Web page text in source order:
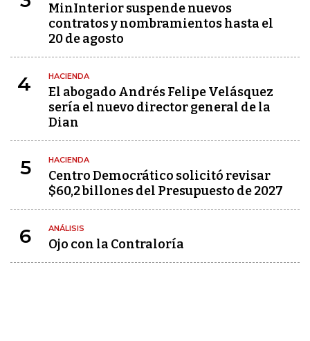
MinInterior suspende nuevos
contratos y nombramientos hasta el
20 de agosto
4 HACIENDA
El abogado Andrés Felipe Velásquez
sería el nuevo director general de la
Dian
5 HACIENDA
Centro Democrático solicitó revisar
$60,2 billones del Presupuesto de 2027
6 ANÁLISIS
Ojo con la Contraloría